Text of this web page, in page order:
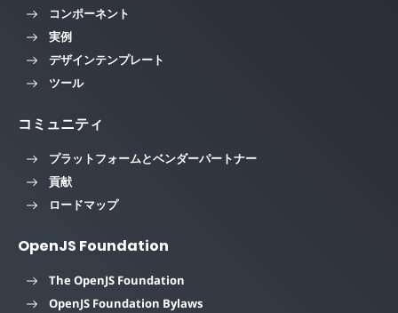
コンポーネント
実例
デザインテンプレート
ツール
コミュニティ
プラットフォームとベンダーパートナー
貢献
ロードマップ
OpenJS Foundation
The OpenJS Foundation
OpenJS Foundation Bylaws